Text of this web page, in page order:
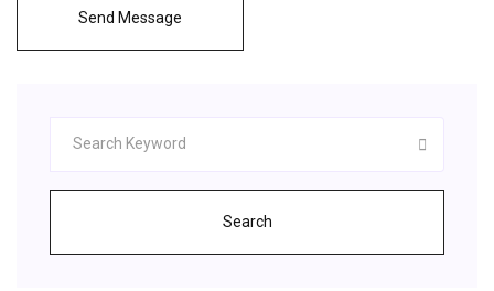
Send Message
Search